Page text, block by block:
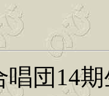
唱団14